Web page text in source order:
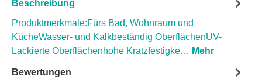
Beschreibung
Produktmerkmale:Fürs Bad, Wohnraum und
KücheWasser- und Kalkbeständig OberflächenUV-
Lackierte Oberflächenhohe Kratzfestigke… Mehr
Bewertungen